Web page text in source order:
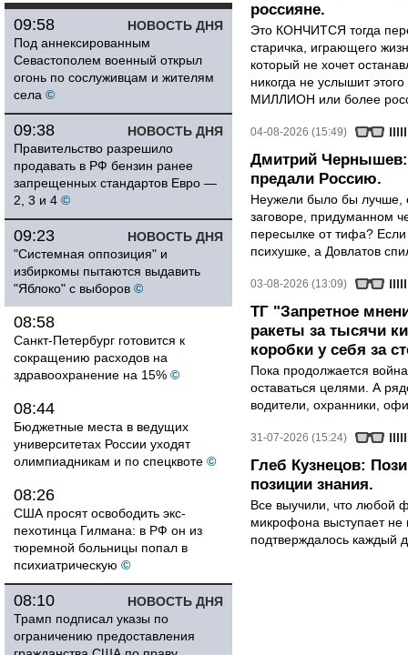
НОВОСТЬ ДНЯ
09:58
Под аннексированным
Севастополем военный открыл
огонь по сослуживцам и жителям
села ©
НОВОСТЬ ДНЯ
09:38
Правительство разрешило
продавать в РФ бензин ранее
запрещенных стандартов Евро —
2, 3 и 4 ©
НОВОСТЬ ДНЯ
09:23
"Системная оппозиция" и
избиркомы пытаются выдавить
"Яблоко" с выборов ©
08:58
Санкт-Петербург готовится к
сокращению расходов на
здравоохранение на 15% ©
08:44
Бюджетные места в ведущих
университетах России уходят
олимпиадникам и по спецквоте ©
08:26
США просят освободить экс-
пехотинца Гилмана: в РФ он из
тюремной больницы попал в
психиатрическую ©
НОВОСТЬ ДНЯ
08:10
Трамп подписал указы по
ограничению предоставления
россияне.
Это КОНЧИТСЯ тогда
старичка, играющего
который не хочет
никогда не услышит
МИЛЛИОН или более
04-08-2026 (15:49)
Дмитрий Чернышев:
предали Россию.
Неужели было бы лучше,
заговоре, придуманном
пересылке от тифа?
психушке, а Довлатов
03-08-2026 (13:09)
ТГ "Запретное
ракеты за тысячи
коробки у себя за
Пока продолжается
оставаться целями. А
водители, охранники,
31-07-2026 (15:24)
Глеб Кузнецов:
позиции знания.
Все выучили, что любой
микрофона выступает не
подтверждалось каждый